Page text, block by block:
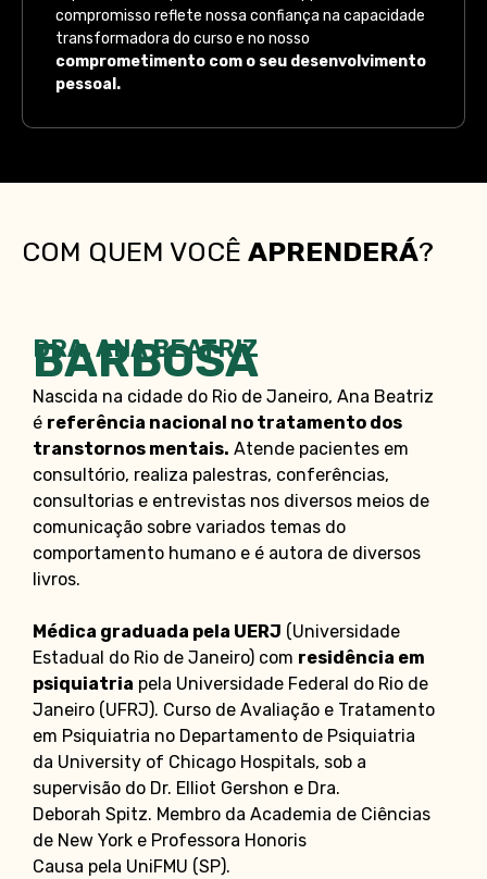
compromisso reflete nossa confiança na capacidade
transformadora do curso e no nosso
comprometimento com o seu desenvolvimento
pessoal.
COM QUEM VOCÊ APRENDERÁ?
DRA. ANA BEATRIZ
BARBOSA
Nascida na cidade do Rio de Janeiro, Ana Beatriz
é referência nacional no tratamento dos
transtornos mentais. Atende pacientes em
consultório, realiza palestras, conferências,
consultorias e entrevistas nos diversos meios de
comunicação sobre variados temas do
comportamento humano e é autora de diversos
livros.
Médica graduada pela UERJ (Universidade
Estadual do Rio de Janeiro) com residência em
psiquiatria pela Universidade Federal do Rio de
Janeiro (UFRJ). Curso de Avaliação e Tratamento
em Psiquiatria no Departamento de Psiquiatria
da University of Chicago Hospitals, sob a
supervisão do Dr. Elliot Gershon e Dra.
Deborah Spitz. Membro da Academia de Ciências
de New York e Professora Honoris
Causa pela UniFMU (SP).